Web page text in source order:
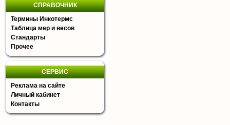
СПРАВОЧНИК
Термины Инкотермс
Таблица мер и весов
Стандарты
Прочее
СЕРВИС
Реклама на сайте
Личный кабинет
Контакты